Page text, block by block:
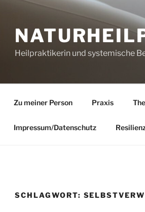
Heilpraktikerin und systemische
Zu meiner Person Praxis
Impressum/Datenschutz
SCHLAGWORT: